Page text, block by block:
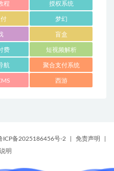
程 授权系统
梦幻
盲盒
费 短视频解析
航 聚合支付系统
西游
ICP备2025186456号-2 免责声明
明